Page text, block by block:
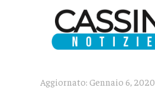
Aggiornato: Gennaio 6, 2020